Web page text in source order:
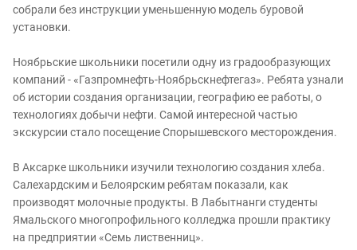
собрали без инструкции уменьшенную модель буровой
установки.
Ноябрьские школьники посетили одну из градообразующих
компаний - «Газпромнефть-Ноябрьскнефтегаз». Ребята узнали
об истории создания организации, географию ее работы, о
технологиях добычи нефти. Самой интересной частью
экскурсии стало посещение Спорышевского месторождения.
В Аксарке школьники изучили технологию создания хлеба.
Салехардским и Белоярским ребятам показали, как
производят молочные продукты. В Лабытнанги студенты
Ямальского многопрофильного колледжа прошли практику
на предприятии «Семь лиственниц».